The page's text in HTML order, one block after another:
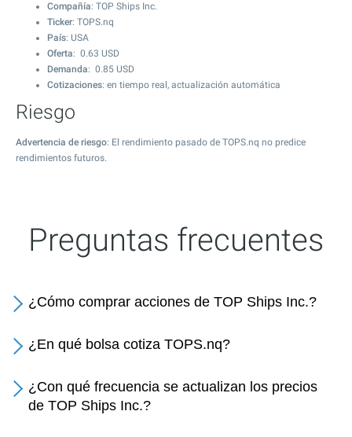
Compañía: TOP Ships Inc.
Ticker: TOPS.nq
País: USA
Oferta: 0.63 USD
Demanda: 0.85 USD
Cotizaciones: en tiempo real, actualización automática
Riesgo
Advertencia de riesgo: El rendimiento pasado de TOPS.nq no predice
rendimientos futuros.
Preguntas frecuentes
¿Cómo comprar acciones de TOP Ships Inc.?
¿En qué bolsa cotiza TOPS.nq?
¿Con qué frecuencia se actualizan los precios
de TOP Ships Inc.?